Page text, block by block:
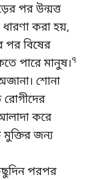
পর উন্মত্ত
ধারণা করা হয়,
পর বিষের
পারে মানুষ।৭
শোনা
করে
জন্য
পরপর